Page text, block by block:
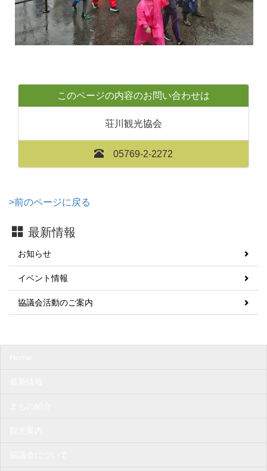
このページの内容のお問い合わせは
荘川観光協会
05769-2-2272
>前のページに戻る
最新情報
お知らせ
イベント情報
協議会活動のご案内